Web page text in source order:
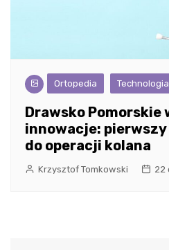
Ortopedia Technologia
Drawsko Pomorskie
innowacje:
do operacji kolana
Krzysztof Tomkowski 22